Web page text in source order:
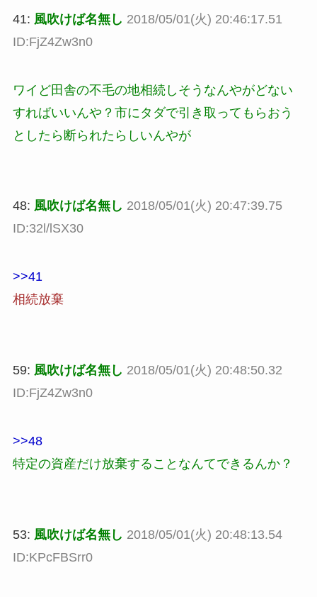
41: 風吹けば名無し 2018/05/01(火) 20:46:17.51
ID:FjZ4Zw3n0
ワイど田舎の不毛の地相続しそうなんやがどない
すればいいんや？市にタダで引き取ってもらおう
としたら断られたらしいんやが
48: 風吹けば名無し 2018/05/01(火) 20:47:39.75
ID:32l/lSX30
>>41
相続放棄
59: 風吹けば名無し 2018/05/01(火) 20:48:50.32
ID:FjZ4Zw3n0
>>48
特定の資産だけ放棄することなんてできるんか？
53: 風吹けば名無し 2018/05/01(火) 20:48:13.54
ID:KPcFBSrr0